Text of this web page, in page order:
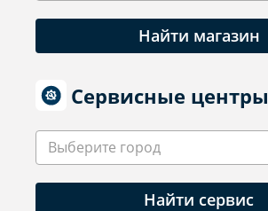
Найти магазин
Сервисные центры
Выберите город
Найти сервис